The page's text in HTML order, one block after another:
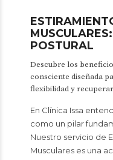
POSTURAL
Descubre los
consciente diseñada
flexibilidad y
En Clínica Issa
como un pilar
Nuestro servicio de
Musculares es una